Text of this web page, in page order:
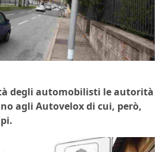
degli automobilisti le autorità
agli Autovelox di cui, però,